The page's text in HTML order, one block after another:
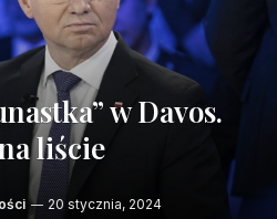
w Davos.
liście
20 stycznia, 2024